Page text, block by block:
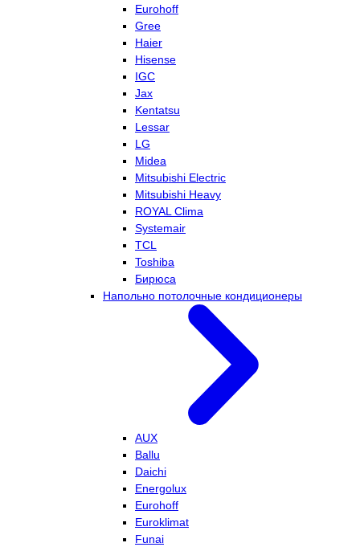
Eurohoff
Gree
Haier
Hisense
IGC
Jax
Kentatsu
Lessar
LG
Midea
Mitsubishi Electric
Mitsubishi Heavy
ROYAL Clima
Systemair
TCL
Toshiba
Бирюса
Напольно потолочные кондиционеры
AUX
Ballu
Daichi
Energolux
Eurohoff
Euroklimat
Funai